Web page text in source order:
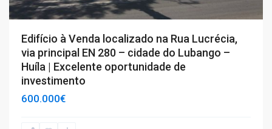
Edifício à Venda localizado na Rua Lucrécia,
via principal EN 280 – cidade do Lubango –
Huíla | Excelente oportunidade de
investimento
600.000€